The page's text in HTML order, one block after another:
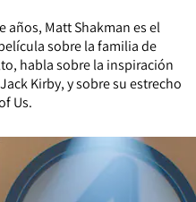
años, Matt Shakman es el
sobre la familia de
habla sobre la inspiración
Kirby, y sobre su estrecho
Us.